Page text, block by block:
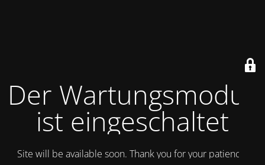
Der Wartungsmodus
ist eingeschaltet
Site will be available soon. Thank you for your patience!